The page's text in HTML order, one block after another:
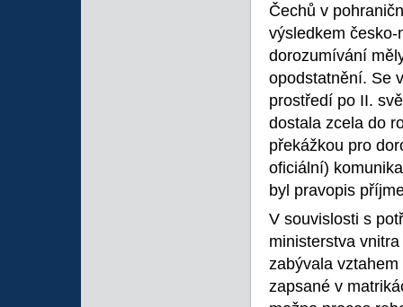
Čechů v
výsledkem
dorozumívání
opodstatnění. Se
prostředí po II.
dostala zcela do
překážkou pro
oficiální)
byl pravopis
V souvislosti s
ministerstva
zabývala
zapsané v